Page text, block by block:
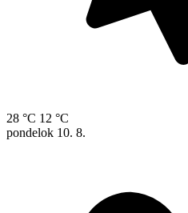
28 °C 12 °C
pondelok 10. 8.